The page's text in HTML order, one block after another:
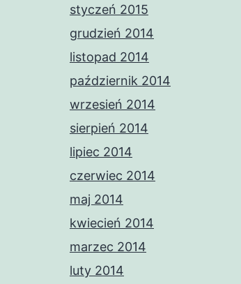
styczeń 2015
grudzień 2014
listopad 2014
październik 2014
wrzesień 2014
sierpień 2014
lipiec 2014
czerwiec 2014
maj 2014
kwiecień 2014
marzec 2014
luty 2014